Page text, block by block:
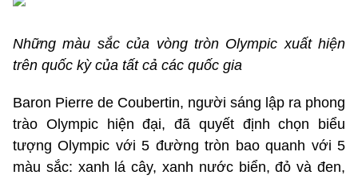
Những màu sắc của vòng tròn Olympic xuất hiện
trên quốc kỳ của tất cả các quốc gia
Baron Pierre de Coubertin, người sáng lập ra phong
trào Olympic hiện đại, đã quyết định chọn biểu
tượng Olympic với 5 đường tròn bao quanh với 5
màu sắc: xanh lá cây, xanh nước biển, đỏ và đen,